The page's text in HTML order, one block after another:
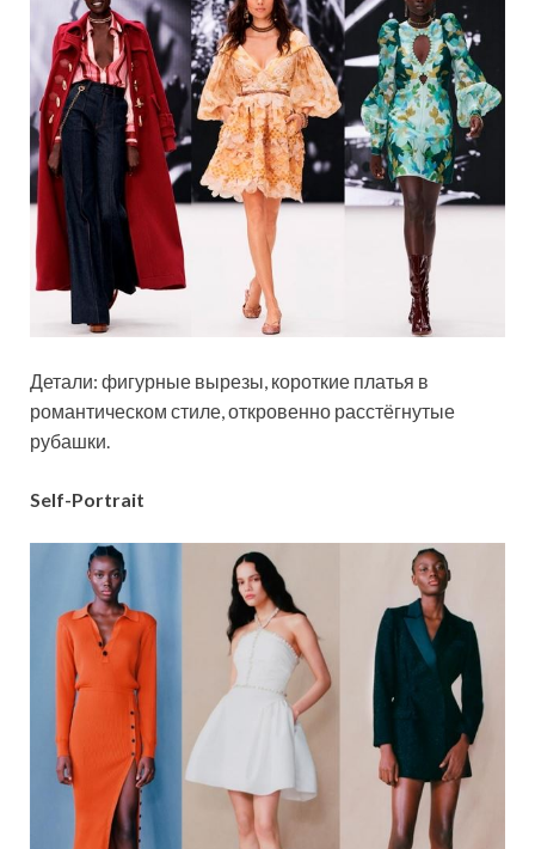
Детали: фигурные вырезы, короткие платья в
романтическом стиле, откровенно расстёгнутые
рубашки.
Self-Portrait